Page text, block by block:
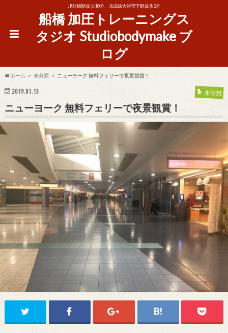
JR船橋駅徒歩10分、京成線大神宮下駅徒歩2分
船橋 加圧トレーニングス
タジオ Studiobodymake ブ
ログ
ホーム 未分類 ニューヨーク 無料フェリーで夜景観賞！
2019.01.13 未分類
ニューヨーク 無料フェリーで夜景観賞！